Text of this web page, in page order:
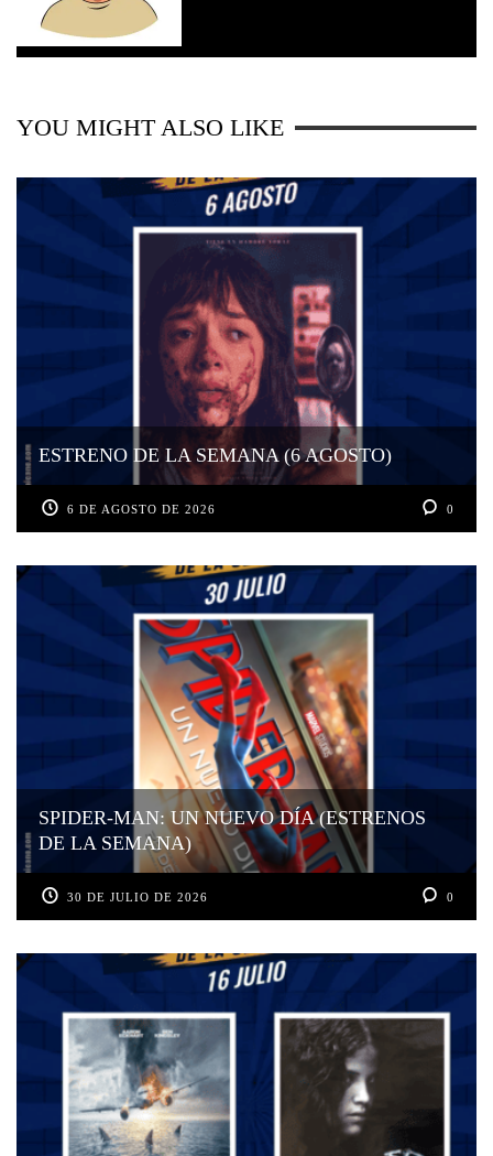
YOU MIGHT ALSO LIKE
ESTRENO DE LA SEMANA (6 AGOSTO)
6 DE AGOSTO DE 2026 0
SPIDER-MAN: UN NUEVO DÍA (ESTRENOS
DE LA SEMANA)
30 DE JULIO DE 2026 0